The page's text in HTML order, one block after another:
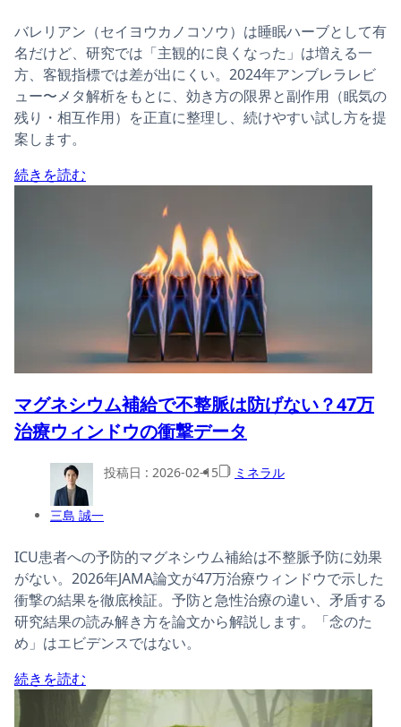
バレリアン（セイヨウカノコソウ）は睡眠ハーブとして有
名だけど、研究では「主観的に良くなった」は増える一
方、客観指標では差が出にくい。2024年アンブレラレビ
ュー〜メタ解析をもとに、効き方の限界と副作用（眠気の
残り・相互作用）を正直に整理し、続けやすい試し方を提
案します。
続きを読む
マグネシウム補給で不整脈は防げない？47万
治療ウィンドウの衝撃データ
三島 誠一
投稿日 : 2026-02-15 ミネラル
ICU患者への予防的マグネシウム補給は不整脈予防に効果
がない。2026年JAMA論文が47万治療ウィンドウで示した
衝撃の結果を徹底検証。予防と急性治療の違い、矛盾する
研究結果の読み解き方を論文から解説します。「念のた
め」はエビデンスではない。
続きを読む